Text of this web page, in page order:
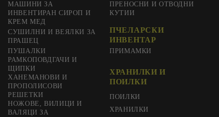
МАШИНИ ЗА
ИНВЕНТИРАН СИРОП И
КРЕМ МЕД
СУШИЛНИ И ВЕЯЛКИ ЗА
ПРАШЕЦ
ПРЕНОСНИ И ОТВОДНИ
КУТИИ
ПЧЕЛАРСКИ
ИНВЕНТАР
ПУШАЛКИ
РАМКОПОВДГАЧИ И
ЩИПКИ
ХАНЕМАНОВИ И
ПРОПОЛИСОВИ
РЕШЕТКИ
НОЖОВЕ, ВИЛИЦИ И
ВАЛЯЦИ ЗА
ПРИМАМКИ
ХРАНИЛКИ И
ПОИЛКИ
ПОИЛКИ
ХРАНИЛКИ